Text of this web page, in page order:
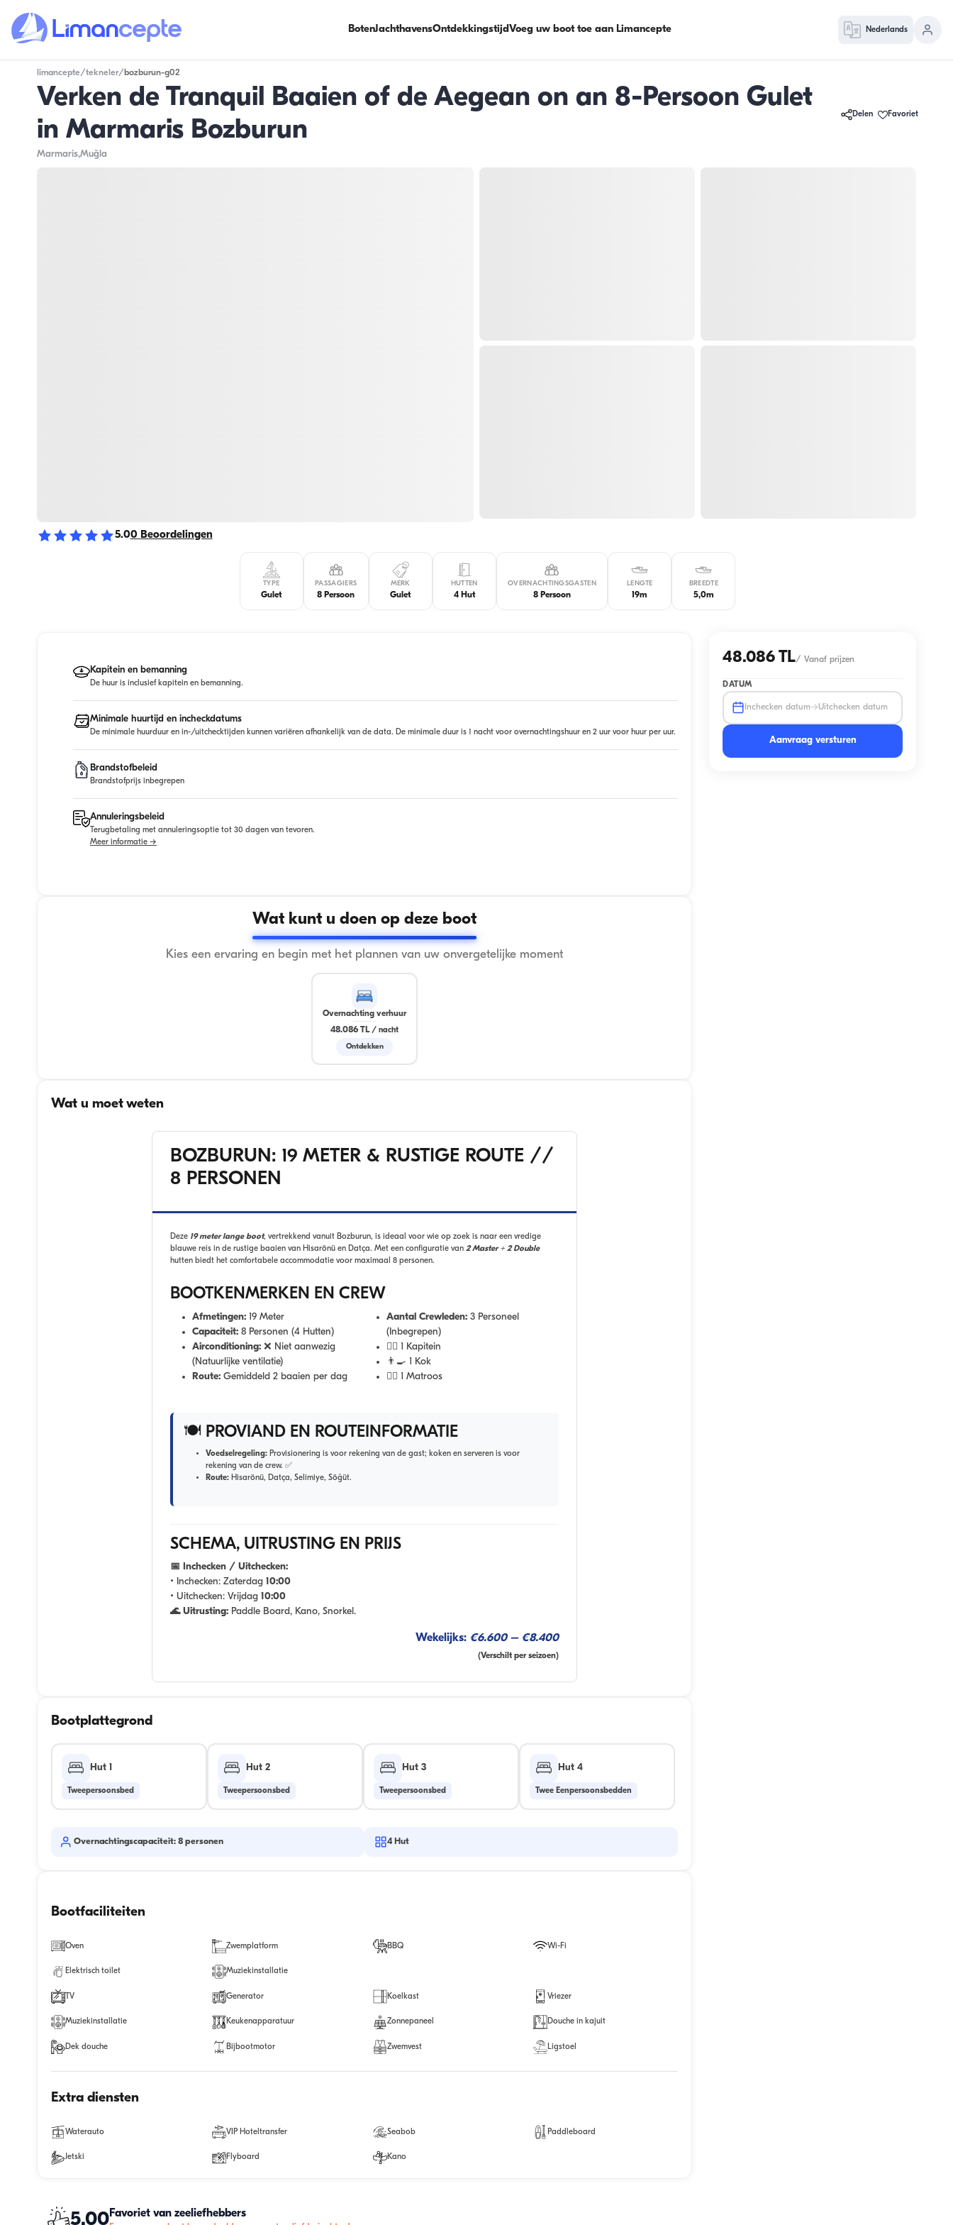
BotenJachthavensOntdekkingstijdVoeg uw boot toe aan Limancepte Nederlands
limancepte/tekneler/ bozburun-g02
Verken de Tranquil Baaien of de Aegean on an 8-Persoon Gulet
in Marmaris Bozburun
Delen Favoriet
Marmaris,Muğla
5.00 Beoordelingen
TYPE
Gulet
PASSAGIERS
8 Persoon
MERK
Gulet
HUTTEN
4 Hut
OVERNACHTINGSGASTEN
8 Persoon
LENGTE
19m
BREEDTE
5,0m
Kapitein en bemanning
De huur is inclusief kapitein en bemanning.
Minimale huurtijd en incheckdatums
De minimale huurduur en in-/uitchecktijden kunnen variëren afhankelijk van de data. De minimale duur is 1 nacht voor overnachtingshuur en 2 uur voor huur per uur.
Brandstofbeleid
Brandstofprijs inbegrepen
Annuleringsbeleid
Terugbetaling met annuleringsoptie tot 30 dagen van tevoren.
Meer informatie →
Wat kunt u doen op deze boot
Kies een ervaring en begin met het plannen van uw onvergetelijke moment
Overnachting verhuur
48.086 TL/ nacht
Ontdekken
Wat u moet weten
BOZBURUN: 19 METER & RUSTIGE ROUTE //
8 PERSONEN
Deze 19 meter lange boot, vertrekkend vanuit Bozburun, is ideaal voor wie op zoek is naar een vredige
blauwe reis in de rustige baaien van Hisarönü en Datça. Met een configuratie van 2 Master + 2 Double
hutten biedt het comfortabele accommodatie voor maximaal 8 personen.
BOOTKENMERKEN EN CREW
Afmetingen: 19 Meter
Capaciteit: 8 Personen (4 Hutten)
Airconditioning: ❌ Niet aanwezig
(Natuurlijke ventilatie)
Route: Gemiddeld 2 baaien per dag
Aantal Crewleden: 3 Personeel
(Inbegrepen)
👨‍✈️ 1 Kapitein
👨‍🍳 1 Kok
🧑‍✈️ 1 Matroos
🍽️ PROVIAND EN ROUTEINFORMATIE
Voedselregeling: Provisionering is voor rekening van de gast; koken en serveren is voor
rekening van de crew. ✅
Route: Hisarönü, Datça, Selimiye, Söğüt.
SCHEMA, UITRUSTING EN PRIJS
📅 Inchecken / Uitchecken:
• Inchecken: Zaterdag 10:00
• Uitchecken: Vrijdag 10:00
🌊 Uitrusting: Paddle Board, Kano, Snorkel.
Wekelijks: €6.600 – €8.400
(Verschilt per seizoen)
Bootplattegrond
Hut 1
Tweepersoonsbed
Hut 2
Tweepersoonsbed
Hut 3
Tweepersoonsbed
Hut 4
Twee Eenpersoonsbedden
Overnachtingscapaciteit: 8 personen 4 Hut
Bootfaciliteiten
Oven Zwemplatform BBQ Wi-Fi
Elektrisch toilet Muziekinstallatie
TV Generator Koelkast Vriezer
Muziekinstallatie Keukenapparatuur Zonnepaneel Douche in kajuit
Dek douche Bijbootmotor Zwemvest Ligstoel
Extra diensten
Waterauto VIP Hoteltransfer Seabob Paddleboard
Jetski Flyboard Kano
5.00Favoriet van zeeliefhebbers
48.086 TL/ Vanaf prijzen
DATUM
Inchecken datum→Uitchecken datum
Aanvraag versturen